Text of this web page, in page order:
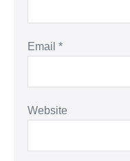
Email *
Website